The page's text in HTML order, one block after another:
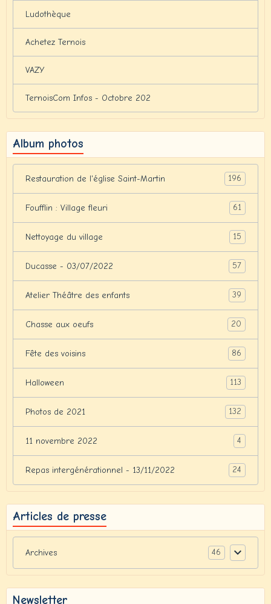
Ludothèque
Achetez Ternois
VAZY
TernoisCom Infos - Octobre 202
Album photos
Restauration de l'église Saint-Martin 196
Foufflin : Village fleuri 61
Nettoyage du village 15
Ducasse - 03/07/2022 57
Atelier Théâtre des enfants 39
Chasse aux oeufs 20
Fête des voisins 86
Halloween 113
Photos de 2021 132
11 novembre 2022 4
Repas intergénérationnel - 13/11/2022 24
Articles de presse
Archives 46
Newsletter